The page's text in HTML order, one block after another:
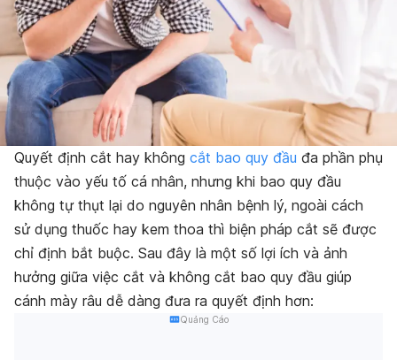
Quyết định cắt hay không cắt bao quy đầu đa phần phụ
thuộc vào yếu tố cá nhân, nhưng khi bao quy đầu
không tự thụt lại do nguyên nhân bệnh lý, ngoài cách
sử dụng thuốc hay kem thoa thì biện pháp cắt sẽ được
chỉ định bắt buộc. Sau đây là một số lợi ích và ảnh
hưởng giữa việc cắt và không cắt bao quy đầu giúp
cánh mày râu dễ dàng đưa ra quyết định hơn:
Quảng Cáo